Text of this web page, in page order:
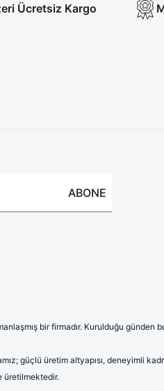
Ücretsiz Kargo
ABONE
bir firmadır. Kurulduğu
güçlü üretim altyapısı, deneyimli
üretilmektedir.